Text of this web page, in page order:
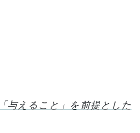
与えること」を前提とした